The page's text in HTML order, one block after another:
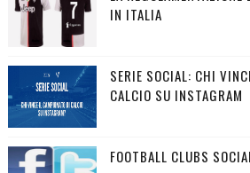
IN ITALIA
SERIE SOCIAL: CHI
CALCIO SU INSTAGRAM
FOOTBALL CLUBS